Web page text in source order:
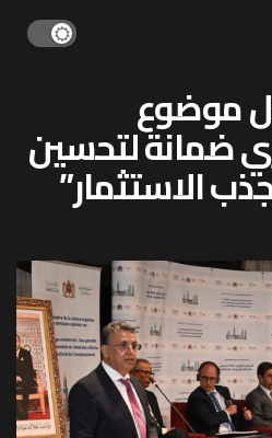
موضوع
ضمانة لتحسين
الاستثمار”